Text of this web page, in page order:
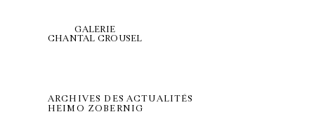
GALERIE
CHANTAL CROUSEL
ARCHIVES DES ACTUALITÉS
HEIMO ZOBERNIG